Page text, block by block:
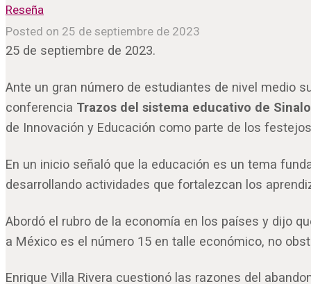
Reseña
Posted on 25 de septiembre de 2023
25 de septiembre de 2023.
Ante un gran número de estudiantes de nivel medio
conferencia Trazos del sistema educativo de
de Innovación y Educación como parte de los
En un inicio señaló que la educación es un tema
desarrollando actividades que fortalezcan los
Abordó el rubro de la economía en los países y dijo
a México es el número 15 en talle económico, no
Enrique Villa Rivera cuestionó las razones del